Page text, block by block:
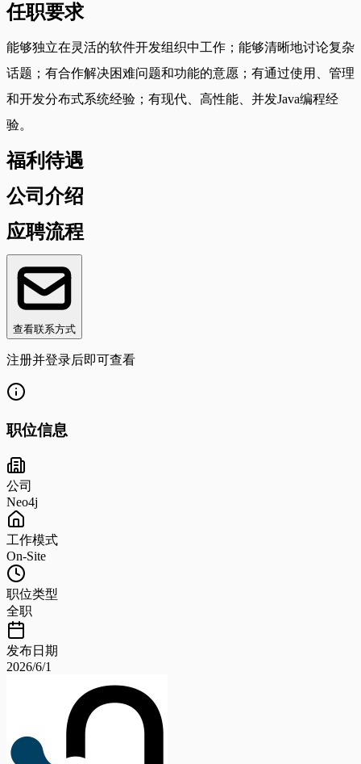
任职要求
能够独立在灵活的软件开发组织中工作；能够清晰地讨论复杂
话题；有合作解决困难问题和功能的意愿；有通过使用、管理
和开发分布式系统经验；有现代、高性能、并发Java编程经
验。
福利待遇
公司介绍
应聘流程
查看联系方式
注册并登录后即可查看
职位信息
公司
Neo4j
工作模式
On-Site
职位类型
全职
发布日期
2026/6/1